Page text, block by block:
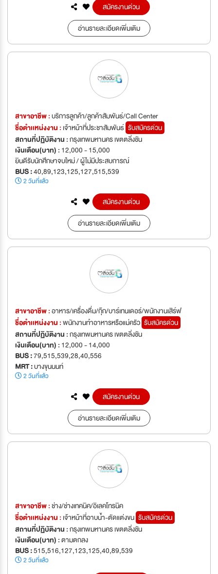
สมัครงานด่วน
อ่านรายละเอียดเพิ่มเติม
สาขาอาชีพ :บริการลูกค้า/ลูกค้าสัมพันธ์/Call Center
ชื่อตำเเหน่งงาน : เจ้าหน้าที่ประชาสัมพันธ์ รับสมัครด่วน
สถานที่ปฏิบัติงาน :กรุงเทพมหานคร เขตตลิ่งชัน
เงินเดือน(บาท) : 12,000 - 15,000
ยินดีรับนักศึกษาจบใหม่ / ผู้ไม่มีประสบการณ์
BUS :40,89,123,125,127,515,539
2 วันที่แล้ว
สมัครงานด่วน
อ่านรายละเอียดเพิ่มเติม
สาขาอาชีพ :อาหาร/เครื่องดื่ม/กุ๊ก/บาร์เทนเดอร์/พนักงานเสิร์ฟ
ชื่อตำเเหน่งงาน :พนักงานทำอาหารหรือแม่ครัว รับสมัครด่วน
สถานที่ปฏิบัติงาน :กรุงเทพมหานคร เขตตลิ่งชัน
เงินเดือน(บาท) : 12,000 - 14,000
BUS :79,515,539,28,40,556
MRT :บางขุนนนท์
2 วันที่แล้ว
สมัครงานด่วน
อ่านรายละเอียดเพิ่มเติม
สาขาอาชีพ :ช่าง/ช่างเทคนิค/อิเลคโทรนิค
ชื่อตำเเหน่งงาน : เจ้าหน้าที่อาบน้ำ-ตัดแต่งขน รับสมัครด่วน
สถานที่ปฏิบัติงาน :กรุงเทพมหานคร เขตตลิ่งชัน
เงินเดือน(บาท) :ตามตกลง
BUS :515,516,127,123,125,40,89,539
2 วันที่แล้ว